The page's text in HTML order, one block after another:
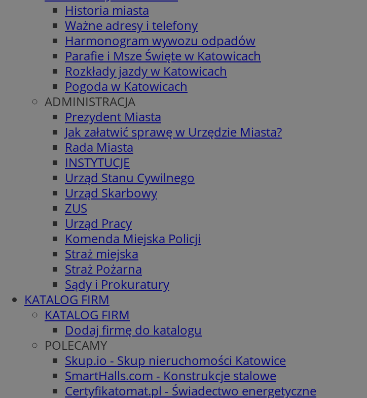
Historia miasta
Ważne adresy i telefony
Harmonogram wywozu odpadów
Parafie i Msze Święte w Katowicach
Rozkłady jazdy w Katowicach
Pogoda w Katowicach
ADMINISTRACJA
Prezydent Miasta
Jak załatwić sprawę w Urzędzie Miasta?
Rada Miasta
INSTYTUCJE
Urząd Stanu Cywilnego
Urząd Skarbowy
ZUS
Urząd Pracy
Komenda Miejska Policji
Straż miejska
Straż Pożarna
Sądy i Prokuratury
KATALOG FIRM
KATALOG FIRM
Dodaj firmę do katalogu
POLECAMY
Skup.io - Skup nieruchomości Katowice
SmartHalls.com - Konstrukcje stalowe
Certyfikatomat.pl - Świadectwo energetyczne